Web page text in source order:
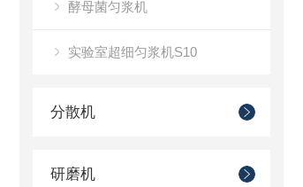
酵母菌匀浆机
实验室超细匀浆机S10
分散机
研磨机